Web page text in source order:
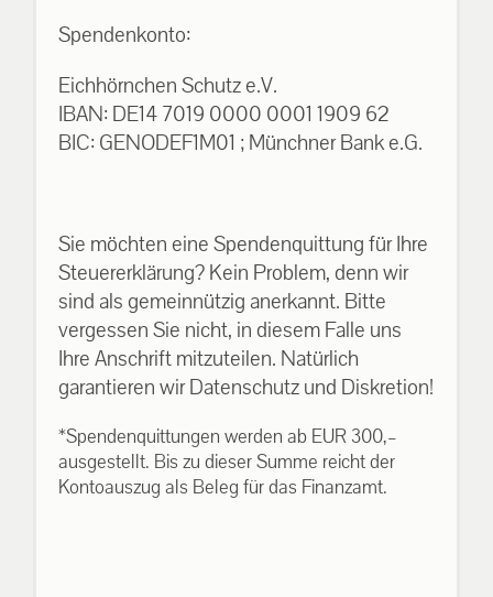
Spendenkonto:
Eichhörnchen Schutz e.V.
IBAN: DE14 7019 0000 0001 1909 62
BIC: GENODEF1M01 ; Münchner Bank e.G.
Sie möchten eine Spendenquittung für Ihre
Steuererklärung? Kein Problem, denn wir
sind als gemeinnützig anerkannt. Bitte
vergessen Sie nicht, in diesem Falle uns
Ihre Anschrift mitzuteilen. Natürlich
garantieren wir Datenschutz und Diskretion!
*Spendenquittungen werden ab EUR 300,–
ausgestellt. Bis zu dieser Summe reicht der
Kontoauszug als Beleg für das Finanzamt.